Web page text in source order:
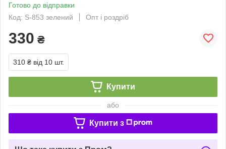
Готово до відправки
Код: S-853 зелений
Опт і роздріб
330 ₴
310 ₴ від 10 шт.
Купити
або
Купити з